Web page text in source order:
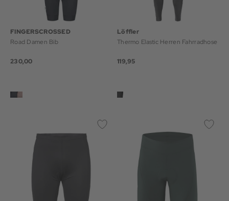
FINGERSCROSSED
Road Damen Bib
230,00
Löffler
Thermo Elastic Herren Fahrradhose
119,95